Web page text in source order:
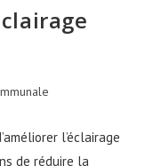
l’éclairage
de réduire la